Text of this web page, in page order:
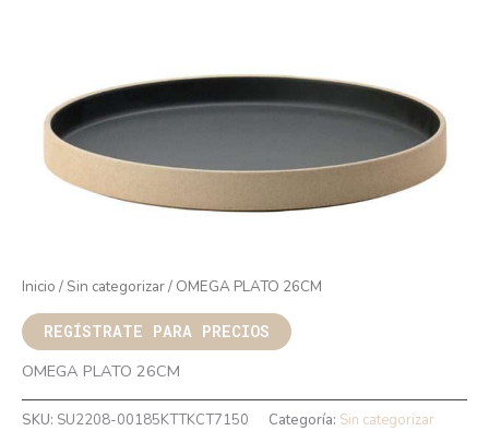
Inicio / Sin categorizar/ OMEGA PLATO 26CM
REGÍSTRATE PARA PRECIOS
OMEGA PLATO 26CM
SKU: SU2208-00185KTTKCT7150 Categoría: Sin categorizar